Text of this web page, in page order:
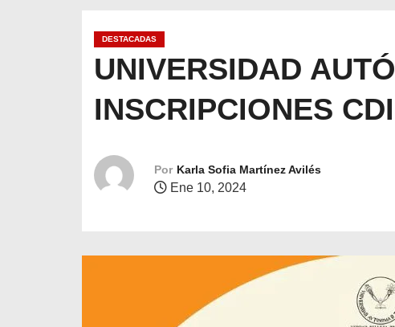
DESTACADAS
UNIVERSIDAD
INSCRIPCIONES
Por Karla Sofia Martínez Avilés
Ene 10, 2024